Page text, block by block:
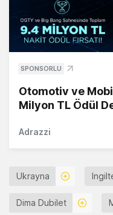
SPONSORLU
Otomotiv ve
Milyon TL Ödül
Adrazzi
Ukrayna
Dima Dubilet